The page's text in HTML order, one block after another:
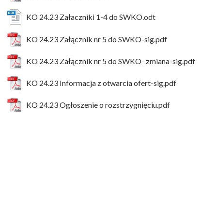
KO 24.23 Załaczniki 1-4 do SWKO.odt
KO 24.23 Załącznik nr 5 do SWKO-sig.pdf
KO 24.23 Załącznik nr 5 do SWKO- zmiana-sig.pdf
KO 24.23 Informacja z otwarcia ofert-sig.pdf
KO 24.23 Ogłoszenie o rozstrzygnięciu.pdf